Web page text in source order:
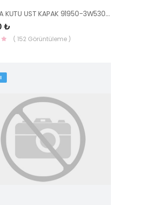
SİGORTA KUTU UST KAPAK 91950-3W530 HMC
₺
( 152 Görüntüleme )